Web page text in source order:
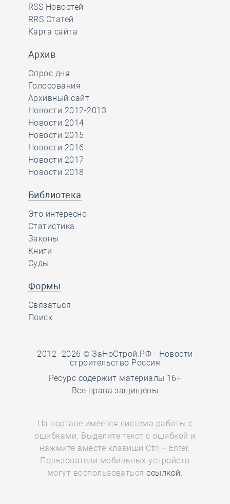
RSS Новостей
RRS Статей
Карта сайта
Архив
Опрос дня
Голосования
Архивный сайт
Новости 2012-2013
Новости 2014
Новости 2015
Новости 2016
Новости 2017
Новости 2018
Библиотека
Это интересно
Статистика
Законы
Книги
Суды
Формы
Связаться
Поиск
2012 -2026 © ЗаНоСтрой.РФ - Новости
строительство Россия
Ресурс содержит материалы 16+
Все права защищены
На портале имеется система работы с
ошибками. Выделите текст с ошибкой и
нажмите вместе клавиши Ctrl + Enter.
Пользователи мобильных устройств
могут воспользоватьсяссылкой.